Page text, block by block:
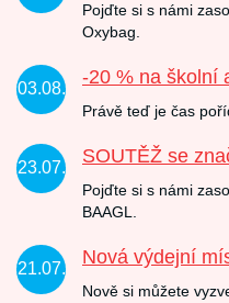
Pojďte si s námi
Oxybag.
03.08.
-20 % na školní
Právě teď je čas
23.07.
SOUTĚŽ se
Pojďte si s námi
BAAGL.
21.07.
Nová výdejní
Nově si můžete